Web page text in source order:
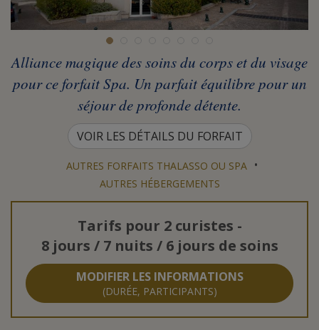
Alliance magique des soins du corps et du visage
pour ce forfait Spa. Un parfait équilibre pour un
séjour de profonde détente.
VOIR LES DÉTAILS DU FORFAIT
AUTRES FORFAITS THALASSO OU SPA •
AUTRES HÉBERGEMENTS
Tarifs pour 2 curistes -
8 jours / 7 nuits / 6 jours de soins
MODIFIER LES INFORMATIONS
(DURÉE, PARTICIPANTS)